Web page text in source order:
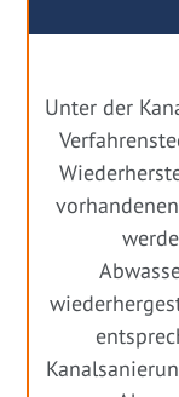
Unter der